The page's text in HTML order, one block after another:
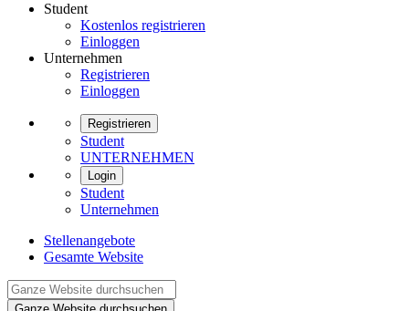
Student
Kostenlos registrieren
Einloggen
Unternehmen
Registrieren
Einloggen
Registrieren
Student
UNTERNEHMEN
Login
Student
Unternehmen
Stellenangebote
Gesamte Website